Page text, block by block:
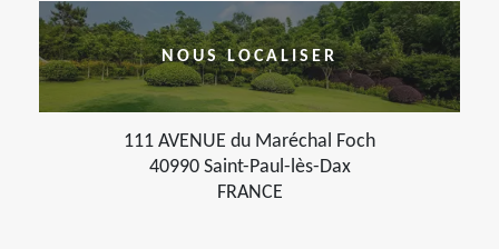
NOUS LOCALISER
111 AVENUE du Maréchal Foch
40990 Saint-Paul-lès-Dax
FRANCE